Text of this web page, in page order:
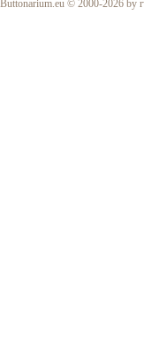
Buttonarium.eu © 2000-2026 by